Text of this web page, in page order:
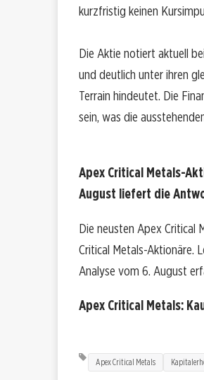
kurzfristig keinen
Die Aktie notiert aktuell
und deutlich unter ihren
Terrain hindeutet. Die
sein, was die
Apex Critical Metals-
August liefert die
Die neusten Apex Critical
Critical Metals-Aktionäre.
Analyse vom 6. August
Apex Critical Metals:
Apex Critical Metals